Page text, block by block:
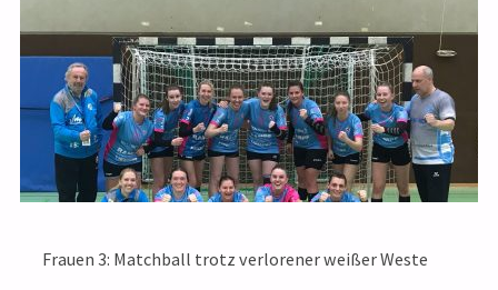
Frauen 3: Matchball trotz verlorener weißer Weste